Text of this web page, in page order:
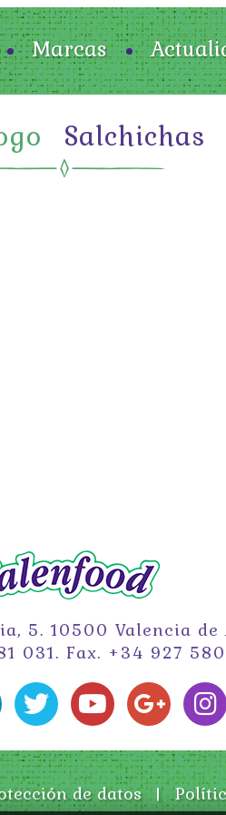
Marcas
Salchichas
5. 10500 Valencia de
031. Fax. +34 927
de datos |